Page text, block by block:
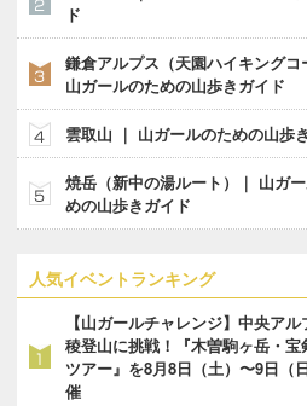
ド
鎌倉アルプス（天園ハイキングコ
山ガールのための山歩きガイド
雲取山 ｜ 山ガールのための山歩
焼岳（新中の湯ルート）｜ 山ガ
めの山歩きガイド
人気イベントランキング
【山ガールチャレンジ】中央ア
稜登山に挑戦！『木曽駒ヶ岳・宝
ツアー』を8月8日（土）〜9日（
催